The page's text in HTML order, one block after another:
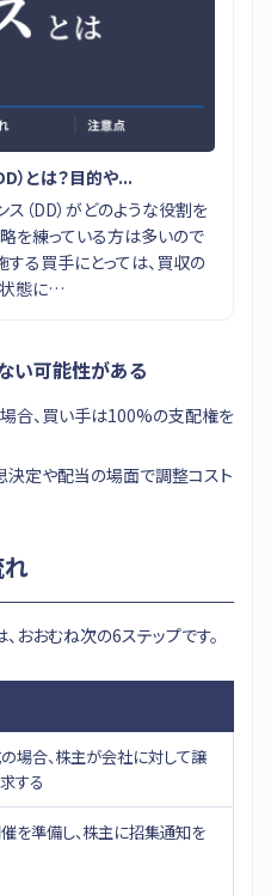
）とは？目的や...
（DD）がどのような役割を
を練っている方は多いので
する買手にとっては、買収の
状態に…
い可能性がある
合、買い手は100%の支配権を
決定や配当の場面で調整コスト
おおむね次の6ステップです。
場合、株主が会社に対して譲
する
を準備し、株主に招集通知を